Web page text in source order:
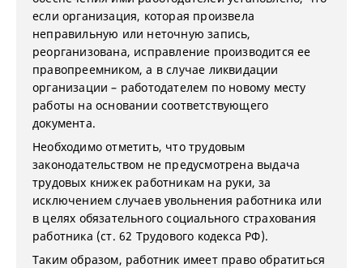
если организация, которая произвела
неправильную или неточную запись,
реорганизована, исправление производится ее
правопреемником, а в случае ликвидации
организации – работодателем по новому месту
работы на основании соответствующего
документа.
Необходимо отметить, что трудовым
законодательством не предусмотрена выдача
трудовых книжек работникам на руки, за
исключением случаев увольнения работника или
в целях обязательного социального страхования
работника (ст. 62 Трудового кодекса РФ).
Таким образом, работник имеет право обратиться